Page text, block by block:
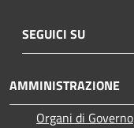
SEGUICI SU
AMMINISTRAZIONE
Organi di Governo